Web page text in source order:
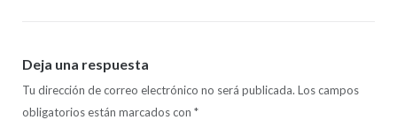
Deja una respuesta
Tu dirección de correo electrónico no será publicada. Los campos
obligatorios están marcados con *